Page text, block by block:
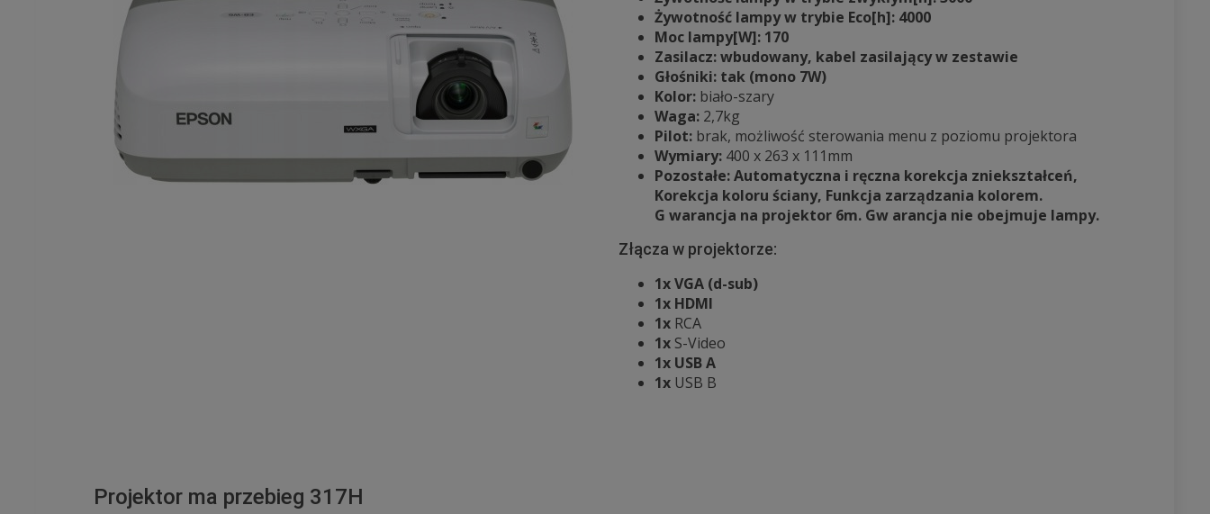
Żywotność lampy w trybie Eco[h]: 4000
Moc lampy[W]: 170
Zasilacz: wbudowany, kabel zasilający w zestawie
Głośniki: tak (mono 7W)
Kolor: biało-szary
Waga: 2,7kg
Pilot: brak, możliwość sterowania menu z poziomu projektora
Wymiary: 400 x 263 x 111mm
Pozostałe: Automatyczna i ręczna korekcja zniekształceń,
Korekcja koloru ściany, Funkcja zarządzania kolorem.
G warancja na projektor 6m. Gw arancja nie obejmuje lampy.
Złącza w projektorze:
1x VGA (d-sub)
1x HDMI
1x RCA
1x S-Video
1x USB A
1x USB B
Projektor ma przebieg 317H